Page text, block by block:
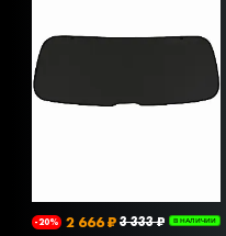
-20% 2 666 ₽ 3 333 ₽ В НАЛИЧИИ